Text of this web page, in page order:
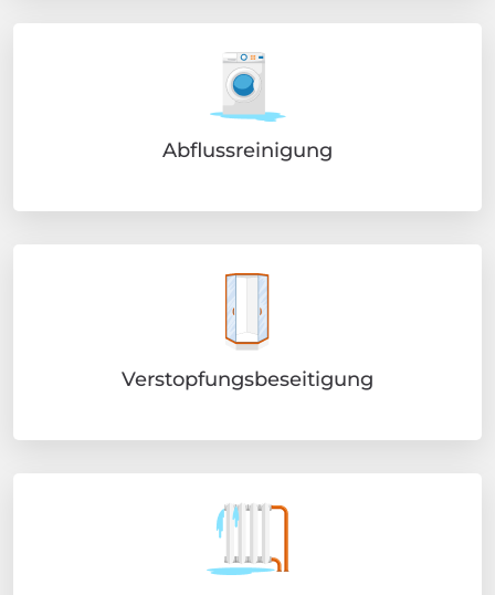
Abflussreinigung
Verstopfungsbeseitigung